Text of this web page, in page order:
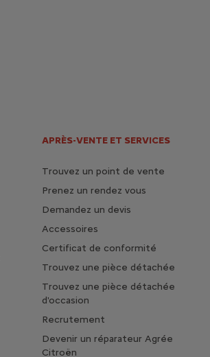
APRÈS-VENTE ET SERVICES
Trouvez un point de vente
Prenez un rendez vous
Demandez un devis
Accessoires
Certificat de conformité
Trouvez une pièce détachée
Trouvez une pièce détachée
d'occasion
Recrutement
Devenir un réparateur Agrée
Citroën